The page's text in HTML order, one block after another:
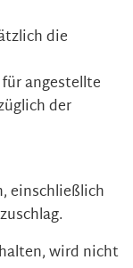
die
angestellte
der
einschließlich
wird nicht